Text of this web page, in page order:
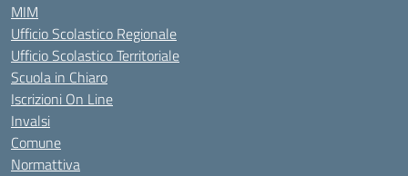
MIM
Ufficio Scolastico Regionale
Ufficio Scolastico Territoriale
Scuola in Chiaro
Iscrizioni On Line
Invalsi
Comune
Normattiva